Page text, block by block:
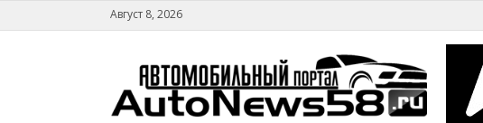
Август 8, 2026